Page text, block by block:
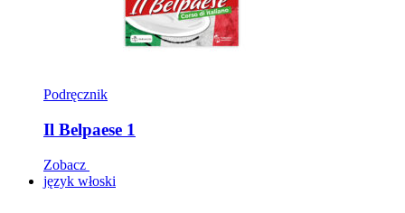
Podręcznik
Il Belpaese 1
Zobacz
język włoski